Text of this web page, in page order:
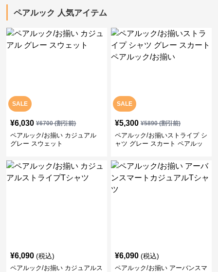
ペアルック 人気アイテム
SALE
¥6,030 ¥6700(割引前)
ペアルック/お揃い カジュアル
グレー スウェット
SALE
¥5,300 ¥5890(割引前)
ペアルック/お揃いストライプ シ
ャツ グレー スカート ペアルッ
¥6,090 (税込)
ペアルック/お揃い カジュアルス
¥6,090 (税込)
ペアルック/お揃い アーバンスマ